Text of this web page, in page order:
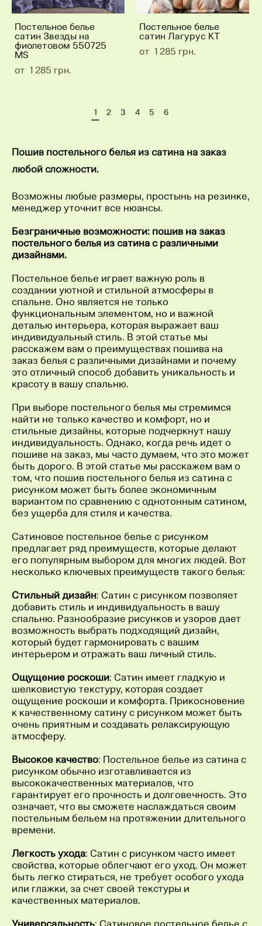
Постельное белье
сатин Звезды на
фиолетовом 550725
MS
от 1 285 грн.
Постельное белье
сатин Лагурус КТ
от 1 285 грн.
1 2 3 4 5 6
Пошив постельного белья из сатина на заказ
любой сложности.
Возможны любые размеры, простынь на резинке,
менеджер уточнит все нюансы.
Безграничные возможности: пошив на заказ
постельного белья из сатина с различными
дизайнами.
Постельное белье играет важную роль в
создании уютной и стильной атмосферы в
спальне. Оно является не только
функциональным элементом, но и важной
деталью интерьера, которая выражает ваш
индивидуальный стиль. В этой статье мы
расскажем вам о преимуществах пошива на
заказ белья с различными дизайнами и почему
это отличный способ добавить уникальность и
красоту в вашу спальню.
При выборе постельного белья мы стремимся
найти не только качество и комфорт, но и
стильные дизайны, которые подчеркнут нашу
индивидуальность. Однако, когда речь идет о
пошиве на заказ, мы часто думаем, что это может
быть дорого. В этой статье мы расскажем вам о
том, что пошив постельного белья из сатина с
рисунком может быть более экономичным
вариантом по сравнению с однотонным сатином,
без ущерба для стиля и качества.
Сатиновое постельное белье с рисунком
предлагает ряд преимуществ, которые делают
его популярным выбором для многих людей. Вот
несколько ключевых преимуществ такого белья:
Стильный дизайн: Сатин с рисунком позволяет
добавить стиль и индивидуальность в вашу
спальню. Разнообразие рисунков и узоров дает
возможность выбрать подходящий дизайн,
который будет гармонировать с вашим
интерьером и отражать ваш личный стиль.
Ощущение роскоши: Сатин имеет гладкую и
шелковистую текстуру, которая создает
ощущение роскоши и комфорта. Прикосновение
к качественному сатину с рисунком может быть
очень приятным и создавать релаксирующую
атмосферу.
Высокое качество: Постельное белье из сатина с
рисунком обычно изготавливается из
высококачественных материалов, что
гарантирует его прочность и долговечность. Это
означает, что вы сможете наслаждаться своим
постельным бельем на протяжении длительного
времени.
Легкость ухода: Сатин с рисунком часто имеет
свойства, которые облегчают его уход. Он может
быть легко стираться, не требует особого ухода
или глажки, за счет своей текстуры и
качественных материалов.
Универсальность: Сатиновое постельное белье с